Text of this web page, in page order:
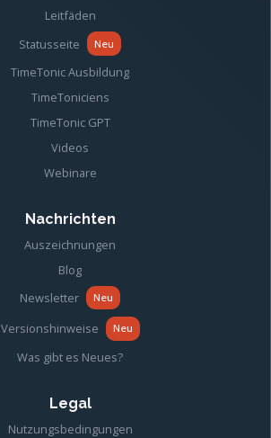
Leitfäden
Statusseite
Neu
TimeTonic Ausbildung
TimeToniciens
TimeTonic GPT
Videos
Webinare
Nachrichten
Auszeichnungen
Blog
Newsletter
Neu
Versionshinweise Neu
Was gibt es Neues?
Legal
Nutzungsbedingungen